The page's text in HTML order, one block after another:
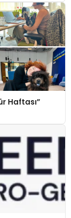
Haftası”